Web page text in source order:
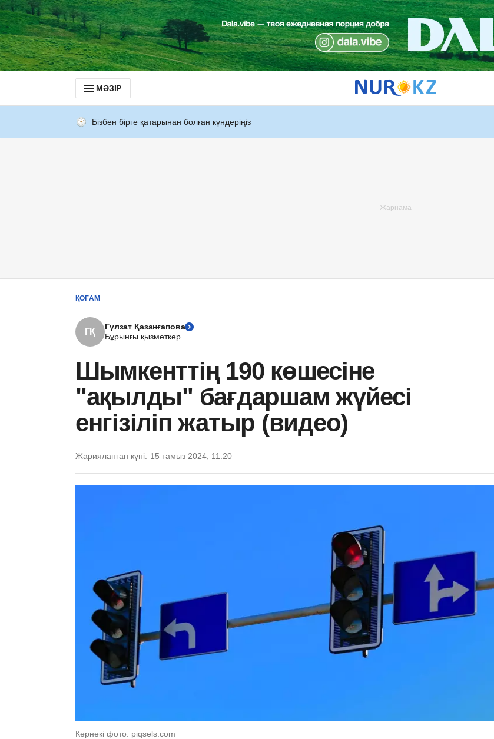
МӘЗІР
Бізбен бірге қатарынан болған күндеріңіз
ҚОҒАМ
ГҚ
Гүлзат Қазанғапова
Бұрынғы қызметкер
Шымкенттің 190 көшесіне
"ақылды" бағдаршам жүйесі
енгізіліп жатыр (видео)
Жарияланған күні: 15 тамыз 2024, 11:20
Көрнекі фото: piqsels.com